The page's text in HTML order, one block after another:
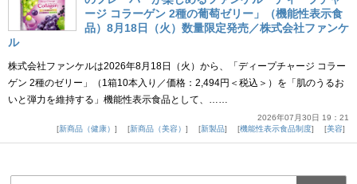
ージ コラーゲン 2種の葡萄ゼリー」（機能性表示食
品）8月18日（火）数量限定発売／株式会社ファンケ
ル
株式会社ファンケルは2026年8月18日（火）から、「ディープチャージ コラー
ゲン 2種のゼリー」（1箱10本入り／価格：2,494円＜税込＞）を「肌のうるお
いと弾力を維持する」機能性表示食品として、……
2026年07月30日 19：21
新商品（健康）
新商品（美容） 新製品 機能性表示食品制度 美容